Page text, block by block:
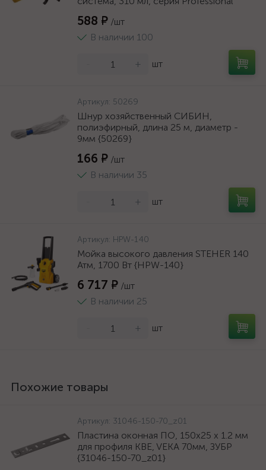
588 ₽ /шт
В наличии 100
+ шт
Артикул: 50269
Шнур хозяйственный СИБИН,
полиэфирный, длина 25 м, диаметр -
9мм {50269}
166 ₽ /шт
В наличии 35
+ шт
Артикул: HPW-140
Мойка высокого давления STEHER 140
Атм, 1700 Вт {HPW-140}
6 717 ₽ /шт
В наличии 25
+ шт
Похожие товары
Артикул: 31046-150-70_z01
Пластина оконная ПО, 150х25 х 1.2 мм
для профиля KBE, VEKA 70мм, ЗУБР
{31046-150-70_z01}